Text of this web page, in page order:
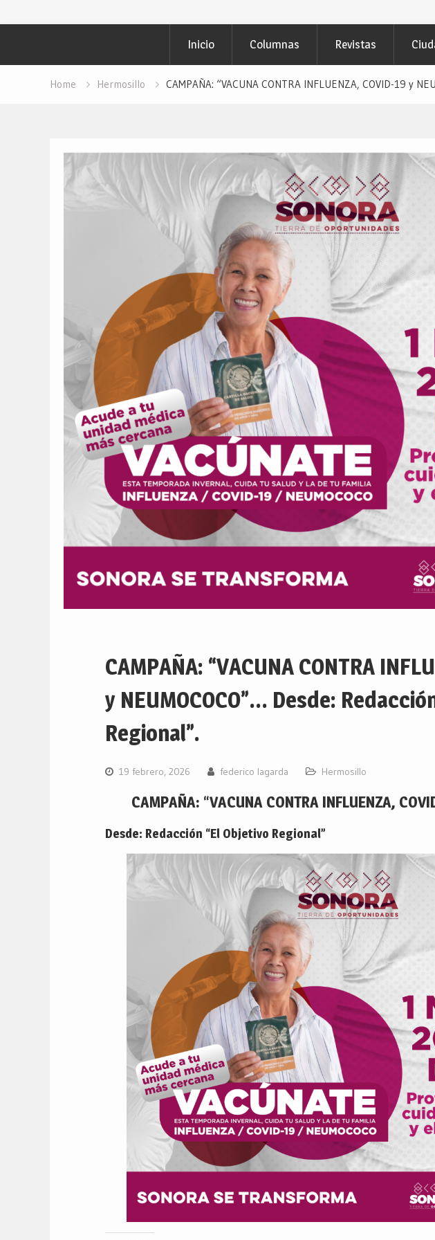
Inicio Columnas Revistas
Home Hermosillo CAMPAÑA: “VACUNA CONTRA INFLUENZA, COVID-19 y
CAMPAÑA: “VACUNA CONTRA
y NEUMOCOCO”… Desde:
Regional”.
19 febrero, 2026 federico lagarda Hermosillo
CAMPAÑA: “VACUNA CONTRA INFLUENZA,
Desde: Redacción “El Objetivo Regional”